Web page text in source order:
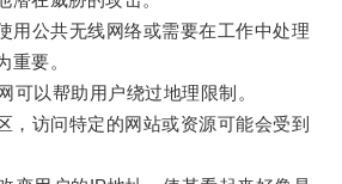
公共无线网络或需要在工作中处理
重要。
以帮助用户绕过地理限制。
访问特定的网站或资源可能会受到